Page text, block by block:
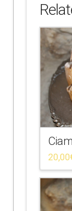
20,00